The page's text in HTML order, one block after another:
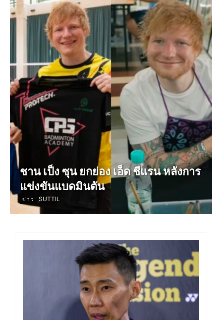
ชาน เป็ง ซุน ยกย่อง เอ็ด ชีแรน หลังการ
แข่งขันแบดมินตัน
ข่าว SUTTIL